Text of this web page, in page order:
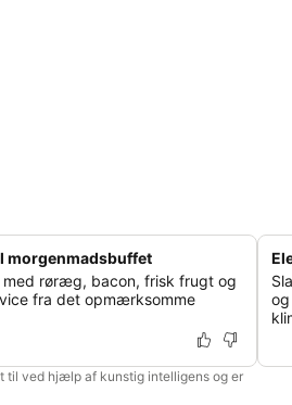
morgenmadsbuffet
røræg, bacon, frisk frugt og
fra det opmærksomme
til ved hjælp af kunstig intelligens og er